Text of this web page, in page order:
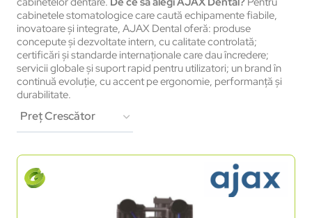
cabinetele stomatologice care caută echipamente fiabile,
inovatoare şi integrate, AJAX Dental oferă: produse
concepute şi dezvoltate intern, cu calitate controlată;
certificări şi standarde internaţionale care dau încredere;
servicii globale şi suport rapid pentru utilizatori; un brand în
continuă evoluţie, cu accent pe ergonomie, performanţă şi
durabilitate.